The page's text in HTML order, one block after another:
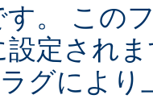
す。 この
設定され
グにより